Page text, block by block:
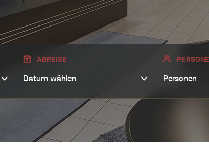
ABREISE
Personen